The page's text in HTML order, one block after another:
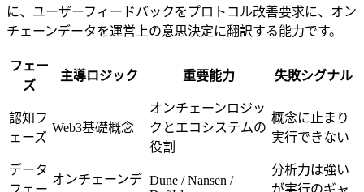
に、ユーザーフィードバックをプロトコル改善要求に、オン
チェーンデータを運営上の意思決定に翻訳する能力です。
フェー
ズ
主導ロジック 重要能力 失敗シグナル
認知フ
ェーズ
Web3基礎概念
オンチェーンロジッ
クとエコシステムの
役割
概念に止まり
実行できない
データ
フェー
オンチェーンデ Dune / Nansen /
分析力は強い
が実行のギャ